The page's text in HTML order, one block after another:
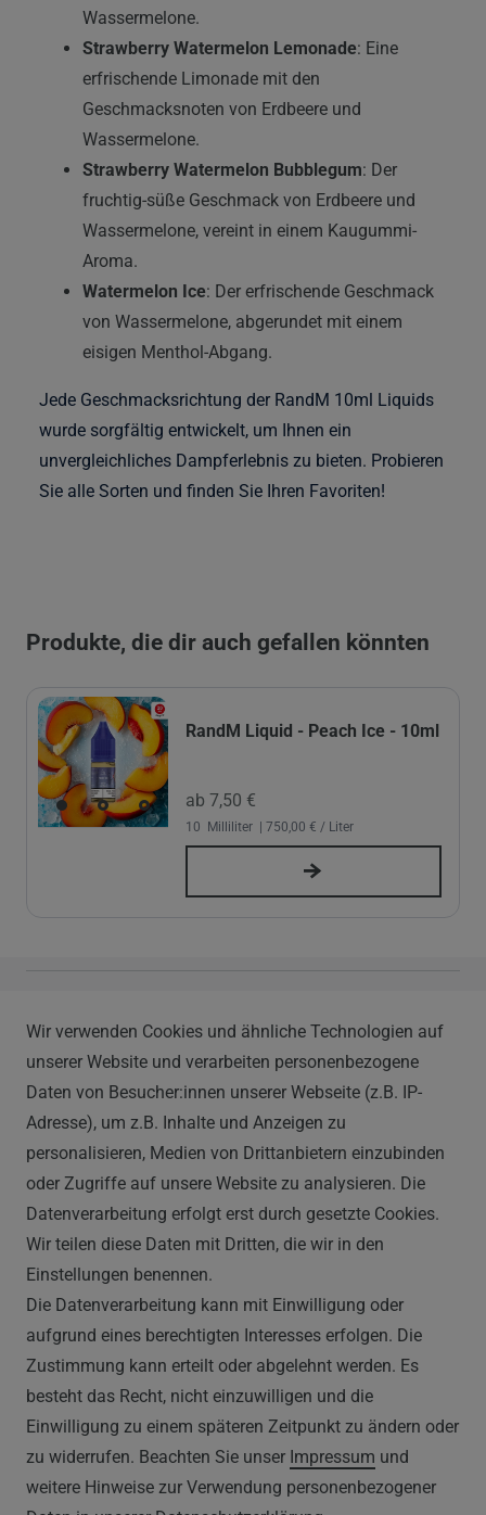
Wassermelone.
Strawberry Watermelon Lemonade: Eine
erfrischende Limonade mit den
Geschmacksnoten von Erdbeere und
Wassermelone.
Strawberry Watermelon Bubblegum: Der
fruchtig-süße Geschmack von Erdbeere und
Wassermelone, vereint in einem Kaugummi-
Aroma.
Watermelon Ice: Der erfrischende Geschmack
von Wassermelone, abgerundet mit einem
eisigen Menthol-Abgang.
Jede Geschmacksrichtung der RandM 10ml Liquids
wurde sorgfältig entwickelt, um Ihnen ein
unvergleichliches Dampferlebnis zu bieten. Probieren
Sie alle Sorten und finden Sie Ihren Favoriten!
Produkte, die dir auch gefallen könnten
RandM Liquid - Peach Ice - 10ml
ab 7,50 €
10 Milliliter | 750,00 € / Liter
Im Hülsenfeld 9
40721 Hilden
0212 520-82 100
info@vapor-handel.de
Montag - Freitag, 09:00 - 16:00
RECHTLICHES
AGB
WIDERRUFSRECHT
IMPRESSUM
DATENSCHUTZERKLÄRUNG
Wir verwenden Cookies und ähnliche Technologien auf
unserer Website und verarbeiten personenbezogene
Daten von Besucher:innen unserer Webseite (z.B. IP-
Adresse), um z.B. Inhalte und Anzeigen zu
personalisieren, Medien von Drittanbietern einzubinden
oder Zugriffe auf unsere Website zu analysieren. Die
Datenverarbeitung erfolgt erst durch gesetzte Cookies.
Wir teilen diese Daten mit Dritten, die wir in den
Einstellungen benennen.
Die Datenverarbeitung kann mit Einwilligung oder
aufgrund eines berechtigten Interesses erfolgen. Die
Zustimmung kann erteilt oder abgelehnt werden. Es
besteht das Recht, nicht einzuwilligen und die
Einwilligung zu einem späteren Zeitpunkt zu ändern oder
zu widerrufen. Beachten Sie unser Impressum und
weitere Hinweise zur Verwendung personenbezogener